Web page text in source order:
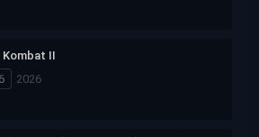
II
2026